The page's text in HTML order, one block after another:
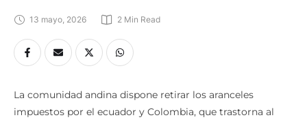
13 mayo, 2026 2 Min Read
La comunidad andina dispone retirar los aranceles
impuestos por el ecuador y Colombia, que trastorna al